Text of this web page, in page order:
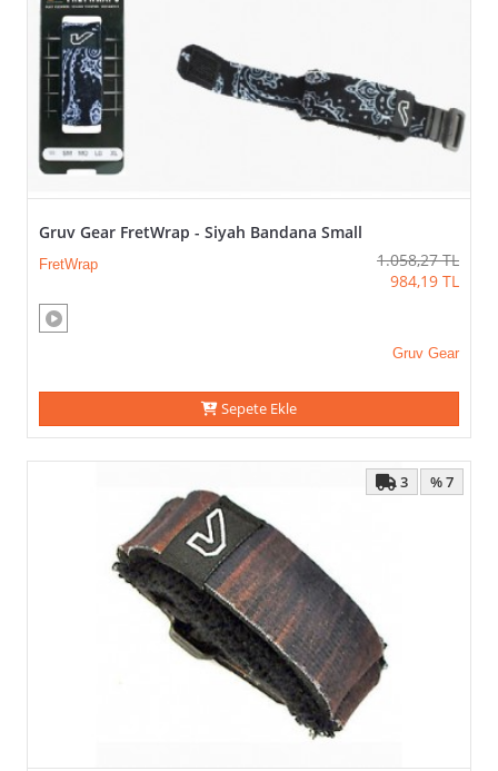
Gruv Gear FretWrap - Siyah Bandana Small
FretWrap 1.058,27 TL
984,19 TL
Gruv Gear
Sepete Ekle
% 7
3